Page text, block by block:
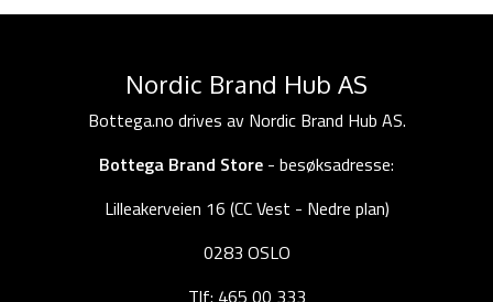
Nordic Brand Hub AS
Bottega.no drives av Nordic Brand Hub AS.
Bottega Brand Store - besøksadresse:
Lilleakerveien 16 (CC Vest - Nedre plan)
0283 OSLO
Tlf: 465 00 333